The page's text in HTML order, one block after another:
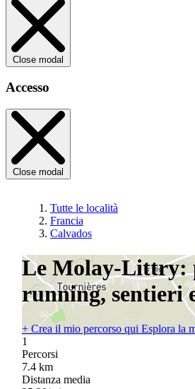
Close modal
Accesso
Close modal
Tutte le località
Francia
Calvados
Le Molay-Littry:
running, sentieri
+Crea il mio percorso qui Esplora la
1
Percorsi
7.4 km
Distanza media